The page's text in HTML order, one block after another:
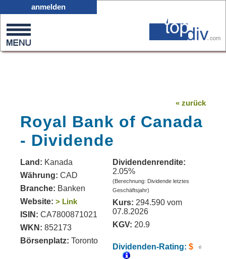
0
on
anmelden
« zurück
Royal Bank of Canada
- Dividende
Land: Kanada
Währung: CAD
Branche: Banken
Website: > Link
ISIN: CA7800871021
WKN: 852173
Börsenplatz: Toronto
Dividendenrendite:
2.05%
(Berechnung: Dividende letztes
Geschäftsjahr)
Kurs: 294.590 vom
07.8.2026
KGV: 20.9
Dividenden-Rating: $